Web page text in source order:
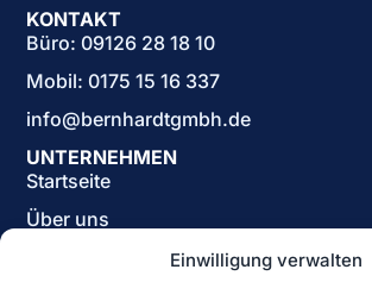
Einwilligung verwalten
UNTERNEHMEN
Startseite
Über uns
KONTAKT
Büro: 09126 28 18 10
Mobil: 0175 15 16 337
info@bernhardtgmbh.de